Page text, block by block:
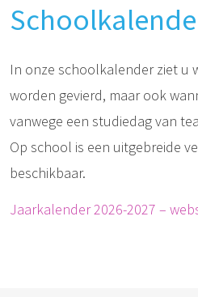
In onze schoolkalender ziet u
worden gevierd, maar ook
vanwege een studiedag van
Op school is een uitgebreide
beschikbaar.
Jaarkalender 2026-2027 –